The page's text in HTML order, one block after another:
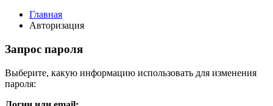
Главная
Авторизация
Запрос пароля
Выберите, какую информацию использовать для изменения
пароля: